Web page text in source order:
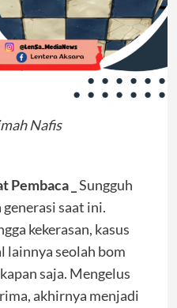
Nafis
Pembaca _ Sungguh
saat ini.
kekerasan, kasus
lainnya seolah bom
saja. Mengelus
akhirnya menjadi